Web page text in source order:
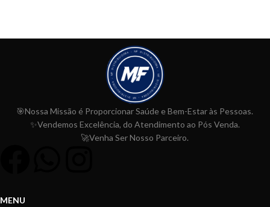
🎯Nossa Missão é ProporcionarSaúde e Bem-Estar às Pessoas.
✨Vendemos Excelência, do Atendimento ao Pós Venda.
🚀Venha Ser Nosso Parceiro.
MENU